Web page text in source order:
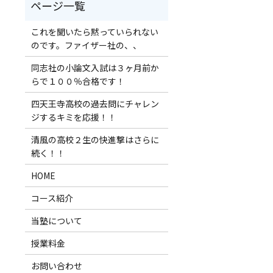
これを聞いたら黙っていられない
のです。ファイザー社の、、
同志社の小論文入試は３ヶ月前か
らで１００％合格です！
四天王寺高校の過去問にチャレン
ジするキミを応援！！
清風の高校２生の快進撃はさらに
続く！！
HOME
コース紹介
当塾について
授業料金
お問い合わせ